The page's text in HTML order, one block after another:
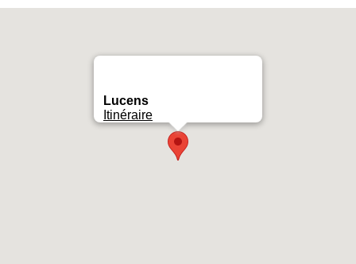
Lucens
Itinéraire